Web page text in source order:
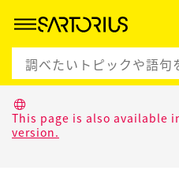
This page is also available
version.